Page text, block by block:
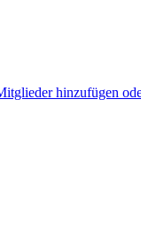
hinzufügen